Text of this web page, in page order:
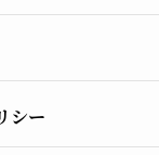
シー